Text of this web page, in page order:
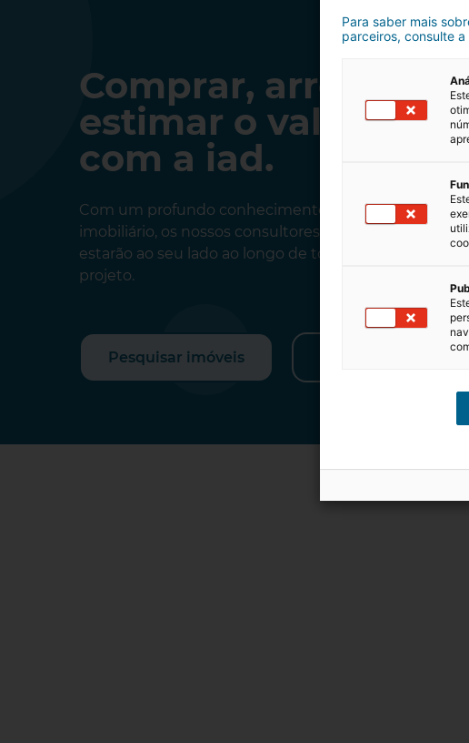
Comprar, arrendar
estimar o valor de
com a iad.
Com um profundo conhecimento do mercado
imobiliário, os nossos consultores independentes
estarão ao seu lado ao longo de todas as etapas do seu
projeto.
Pesquisar imóveis
Para saber mais
parceiros, consulte